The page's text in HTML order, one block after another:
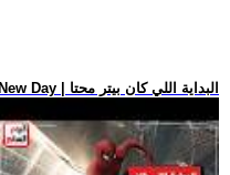
.. فيلم Spider-Man: Brand New Day | البداية اللي كان بيتر محتا